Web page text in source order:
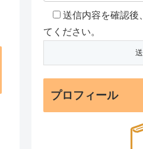
送信内容を確認後
てください。
プロフィール